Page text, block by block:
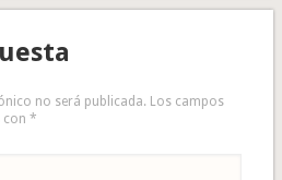
no será publicada. Los campos
con *